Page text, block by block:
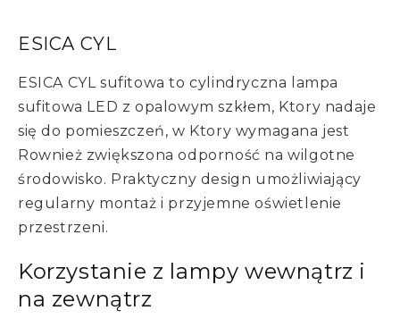
ESICA CYL
ESICA CYL sufitowa to cylindryczna lampa
sufitowa LED z opalowym szkłem, Ktory nadaje
się do pomieszczeń, w Ktory wymagana jest
Rownież zwiększona odporność na wilgotne
środowisko. Praktyczny design umożliwiający
regularny montaż i przyjemne oświetlenie
przestrzeni.
Korzystanie z lampy wewnątrz i
na zewnątrz